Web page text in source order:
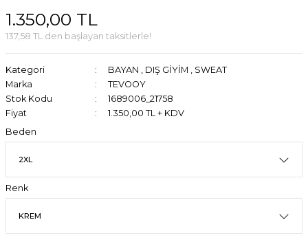
1.350,00 TL
137,58 TL den başlayan taksitlerle!
Kategori BAYAN , DIŞ GİYİM , SWEAT
Marka
TEVOOY
Stok Kodu
1689006_21758
Fiyat
1.350,00 TL + KDV
Beden
Renk